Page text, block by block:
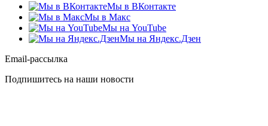
Мы в ВКонтакте
Мы в Макс
Мы на YouTube
Мы на Яндекс.Дзен
Email-рассылка
Подпишитесь на наши новости